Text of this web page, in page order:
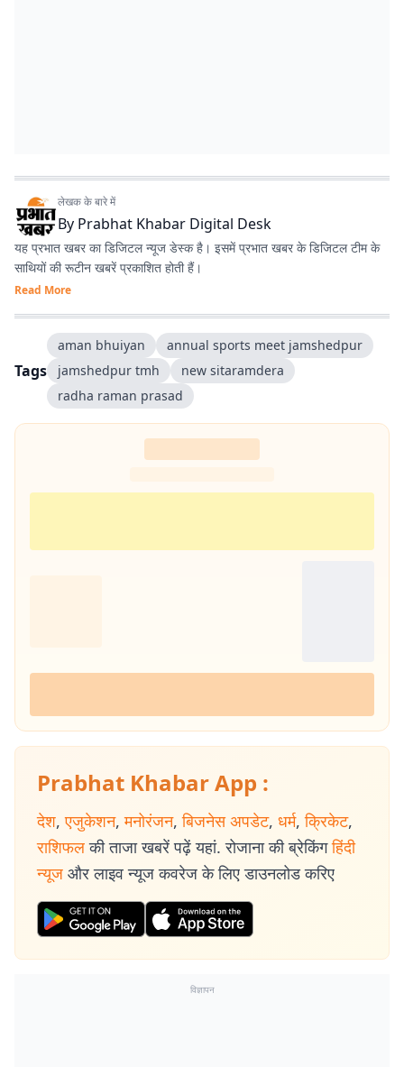
लेखक के बारे में
By Prabhat Khabar Digital Desk
यह प्रभात खबर का डिजिटल न्यूज डेस्क है। इसमें प्रभात खबर के डिजिटल टीम के
साथियों की रूटीन खबरें प्रकाशित होती हैं।
Read More
Tags
aman bhuiyan
annual sports meet jamshedpur
jamshedpur tmh
new sitaramdera
radha raman prasad
Prabhat Khabar App :
देश, एजुकेशन, मनोरंजन, बिजनेस अपडेट, धर्म, क्रिकेट,
राशिफल की ताजा खबरें पढ़ें यहां. रोजाना की ब्रेकिंग हिंदी
न्यूज और लाइव न्यूज कवरेज के लिए डाउनलोड करिए
विज्ञापन